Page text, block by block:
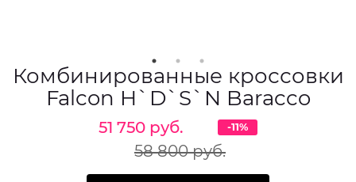
Комбинированные кроссовки
Falcon H`D`S`N Baracco
51 750 руб.
58 800 руб.
-11%